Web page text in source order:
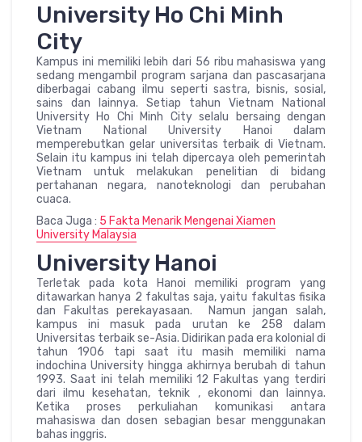
University Ho Chi Minh
City
Kampus ini memiliki lebih dari 56 ribu mahasiswa yang
sedang mengambil program sarjana dan pascasarjana
diberbagai cabang ilmu seperti sastra, bisnis, sosial,
sains dan lainnya. Setiap tahun Vietnam National
University Ho Chi Minh City selalu bersaing dengan
Vietnam National University Hanoi dalam
memperebutkan gelar universitas terbaik di Vietnam.
Selain itu kampus ini telah dipercaya oleh pemerintah
Vietnam untuk melakukan penelitian di bidang
pertahanan negara, nanoteknologi dan perubahan
cuaca.
Baca Juga : 5 Fakta Menarik Mengenai Xiamen
University Malaysia
University Hanoi
Terletak pada kota Hanoi memiliki program yang
ditawarkan hanya 2 fakultas saja, yaitu fakultas fisika
dan Fakultas perekayasaan. Namun jangan salah,
kampus ini masuk pada urutan ke 258 dalam
Universitas terbaik se-Asia. Didirikan pada era kolonial di
tahun 1906 tapi saat itu masih memiliki nama
indochina University hingga akhirnya berubah di tahun
1993. Saat ini telah memiliki 12 Fakultas yang terdiri
dari ilmu kesehatan, teknik , ekonomi dan lainnya.
Ketika proses perkuliahan komunikasi antara
mahasiswa dan dosen sebagian besar menggunakan
bahas inggris.